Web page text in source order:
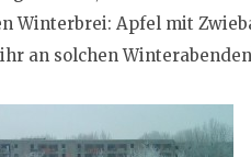
Winterbrei: Apfel mit
an solchen